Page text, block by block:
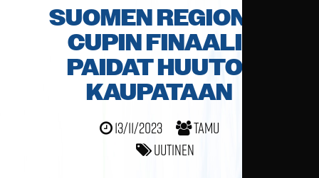
SUOMEN REGIONS’
CUPIN FINAALI­
PAIDAT HUUTO­
KAUPATAAN
13/11/2023
TamU
Uutinen